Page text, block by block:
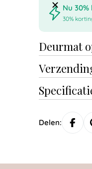
Nu
30%
Deurmat
Delen: